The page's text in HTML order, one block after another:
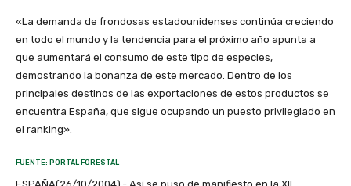
«La demanda de frondosas estadounidenses continúa creciendo
en todo el mundo y la tendencia para el próximo año apunta a
que aumentará el consumo de este tipo de especies,
demostrando la bonanza de este mercado. Dentro de los
principales destinos de las exportaciones de estos productos se
encuentra España, que sigue ocupando un puesto privilegiado en
el ranking».
FUENTE: PORTAL FORESTAL